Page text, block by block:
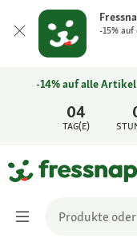
-15%
04
TAG(E)
-14% auf alle